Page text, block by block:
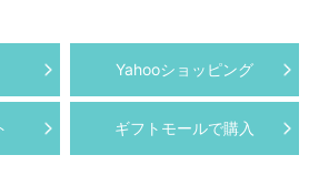
Yahooショッピング
ギフトモールで購入